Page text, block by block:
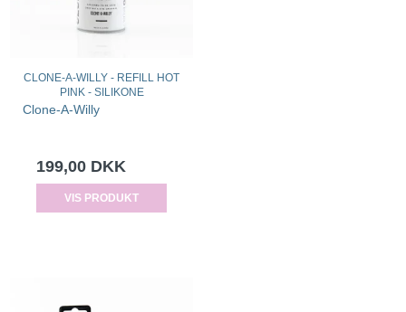
CLONE-A-WILLY - REFILL HOT
PINK - SILIKONE
Clone-A-Willy
199,00 DKK
VIS PRODUKT